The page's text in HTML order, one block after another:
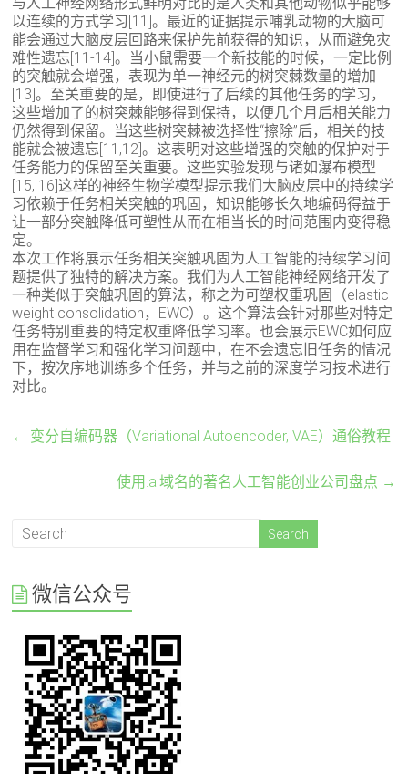
以连续的方式学习[11]。最近的证据提示哺乳动物的大脑可
能会通过大脑皮层回路来保护先前获得的知识，从而避免灾
难性遗忘[11-14]。当小鼠需要一个新技能的时候，一定比例
的突触就会增强，表现为单一神经元的树突棘数量的增加
[13]。至关重要的是，即使进行了后续的其他任务的学习，
这些增加了的树突棘能够得到保持，以便几个月后相关能力
仍然得到保留。当这些树突棘被选择性“擦除”后，相关的技
能就会被遗忘[11,12]。这表明对这些增强的突触的保护对于
任务能力的保留至关重要。这些实验发现与诸如瀑布模型
[15, 16]这样的神经生物学模型提示我们大脑皮层中的持续学
习依赖于任务相关突触的巩固，知识能够长久地编码得益于
让一部分突触降低可塑性从而在相当长的时间范围内变得稳
定。
本次工作将展示任务相关突触巩固为人工智能的持续学习问
题提供了独特的解决方案。我们为人工智能神经网络开发了
一种类似于突触巩固的算法，称之为可塑权重巩固（elastic
weight consolidation，EWC）。这个算法会针对那些对特定
任务特别重要的特定权重降低学习率。也会展示EWC如何应
用在监督学习和强化学习问题中，在不会遗忘旧任务的情况
下，按次序地训练多个任务，并与之前的深度学习技术进行
对比。
← 变分自编码器（Variational Autoencoder, VAE）通俗教程
使用.ai域名的著名人工智能创业公司盘点 →
微信公众号